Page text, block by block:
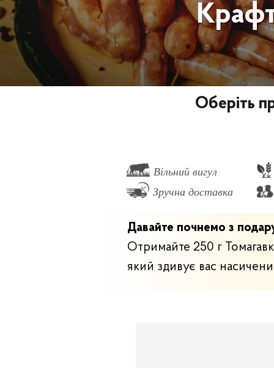
Оберіть
Давайте почнемо з
Отримайте 250 г
який здивує вас
Вільний вигул
Зручна доставка